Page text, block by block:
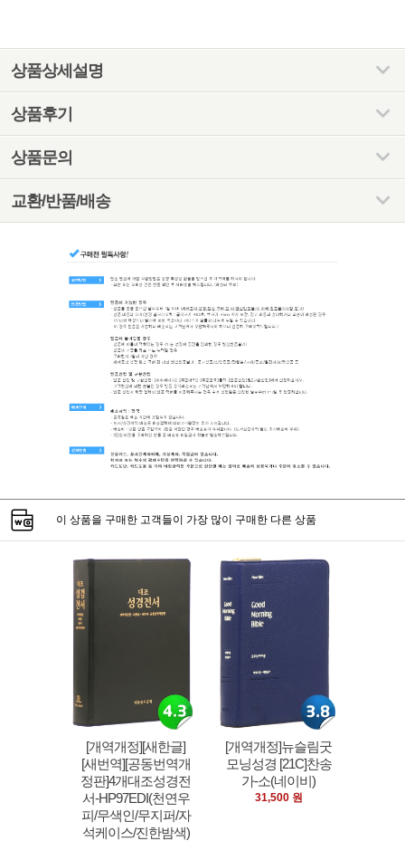
상품상세설명
상품후기
상품문의
교환/반품/배송
이 상품을 구매한 고객들이 가장 많이 구매한 다른 상품
[개역개정][새한글]
[새번역][공동번역개
정판]4개대조성경전
서-HP97EDI(천연우
피/무색인/무지퍼/자
석케이스/진한밤색)
[개역개정]뉴슬림굿
모닝성경 [21C]찬송
가-소(네이비)
31,500 원